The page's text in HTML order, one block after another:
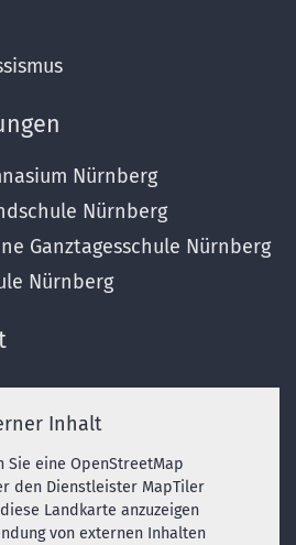
Nürnberg
Nürnberg
Ganztagesschule Nürnberg
Nürnberg
Inhalt
eine OpenStreetMap
den Dienstleister MapTiler
Landkarte anzuzeigen
von externen Inhalten